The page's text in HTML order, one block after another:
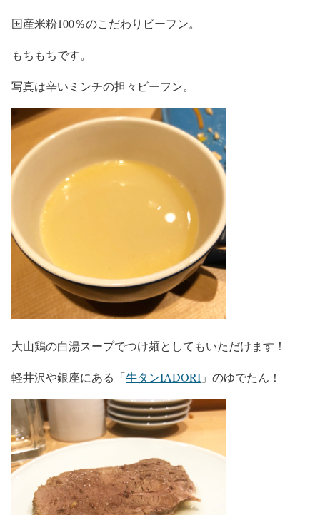
国産米粉100％のこだわりビーフン。
もちもちです。
写真は辛いミンチの担々ビーフン。
大山鶏の白湯スープでつけ麺としてもいただけます！
軽井沢や銀座にある「牛タンIADORI 」のゆでたん！